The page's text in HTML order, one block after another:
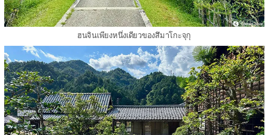
ฮนจินเพียงหนึ่งเดียวของสึมาโกะจุกุ